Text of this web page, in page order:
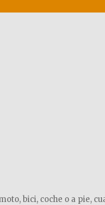
bici, coche o a pie,